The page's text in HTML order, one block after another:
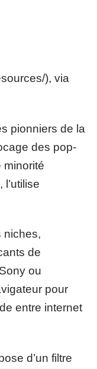
), via
pionniers de la
des pop-
minorité
niches,
de
ou
pour
entre internet
d’un filtre